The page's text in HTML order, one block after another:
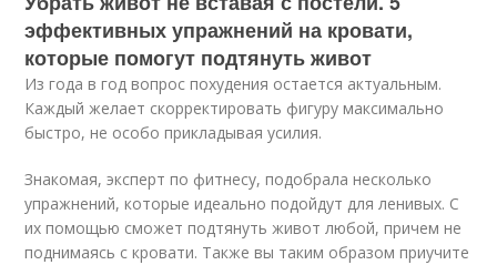
эффективных упражнений на кровати,
которые помогут подтянуть живот
Из года в год вопрос похудения остается актуальным.
Каждый желает скорректировать фигуру максимально
быстро, не особо прикладывая усилия.
Знакомая, эксперт по фитнесу, подобрала несколько
упражнений, которые идеально подойдут для ленивых. С
их помощью сможет подтянуть живот любой, причем не
поднимаясь с кровати. Также вы таким образом приучите